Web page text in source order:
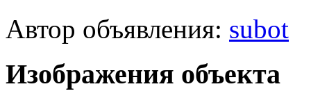
Автор объявления: subot
Изображения объекта